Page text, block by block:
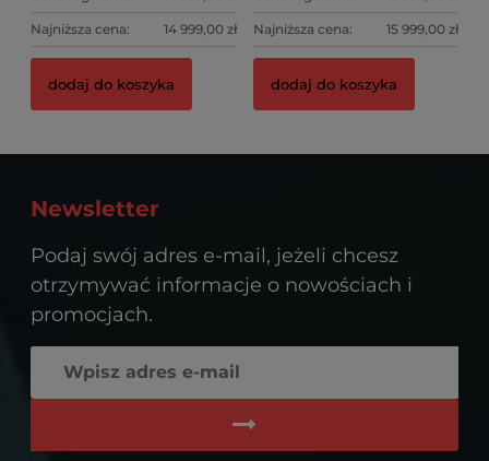
Najniższa cena: 14 999,00 zł
dodaj do koszyka
Najniższa cena: 15 999,00 zł
dodaj do koszyka
Newsletter
Podaj swój adres e-mail, jeżeli chcesz
otrzymywać informacje o nowościach i
promocjach.